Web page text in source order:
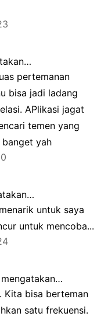
pertemanan
bisa jadi ladang
APlikasi jagat
temen yang
yah
untuk saya
untuk mencoba...
mengatakan…
Kita bisa berteman
satu frekuensi.